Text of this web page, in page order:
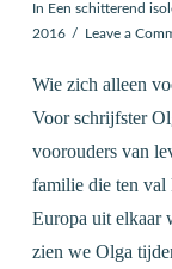
In Een schitterend
2016
Leave a
Wie zich alleen
Voor schrijfster
voorouders van
familie die ten
Europa uit elkaar
zien we Olga